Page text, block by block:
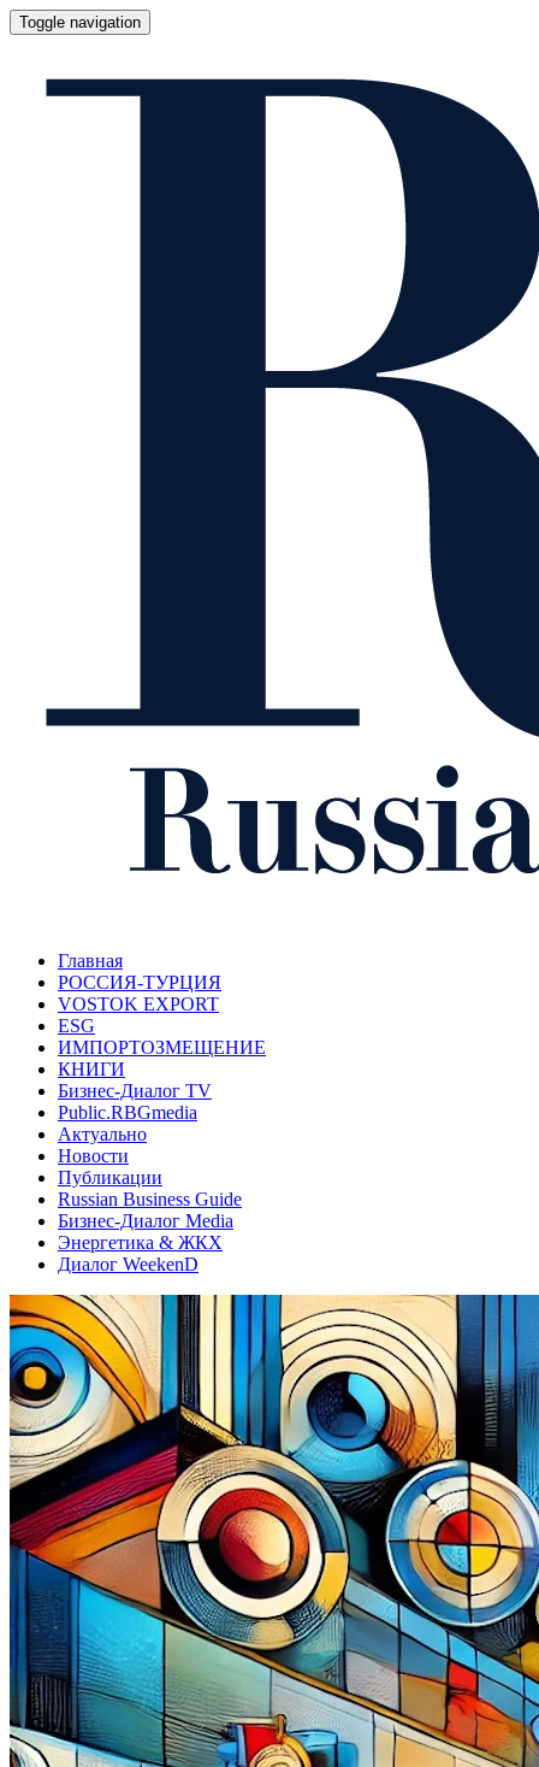
Toggle navigation
Главная
РОССИЯ-ТУРЦИЯ
VOSTOK EXPORT
ESG
ИМПОРТОЗМЕЩЕНИЕ
КНИГИ
Бизнес-Диалог TV
Public.RBGmedia
Актуально
Новости
Публикации
Russian Business Guide
Бизнес-Диалог Media
Энергетика & ЖКХ
Диалог WeekenD